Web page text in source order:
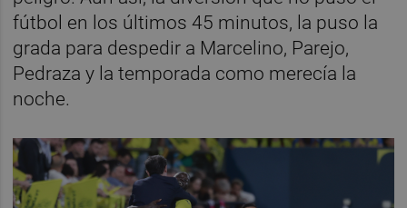
fútbol en los últimos 45 minutos, la puso la
grada para despedir a Marcelino, Parejo,
Pedraza y la temporada como merecía la
noche.